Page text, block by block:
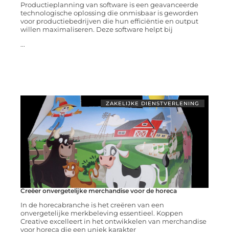
Productieplanning van software is een geavanceerde
technologische oplossing die onmisbaar is geworden
voor productiebedrijven die hun efficiëntie en output
willen maximaliseren. Deze software helpt bij
...
ZAKELIJKE DIENSTVERLENING
Creëer onvergetelijke merchandise voor de horeca
In de horecabranche is het creëren van een
onvergetelijke merkbeleving essentieel. Koppen
Creative excelleert in het ontwikkelen van merchandise
voor horeca die een uniek karakter